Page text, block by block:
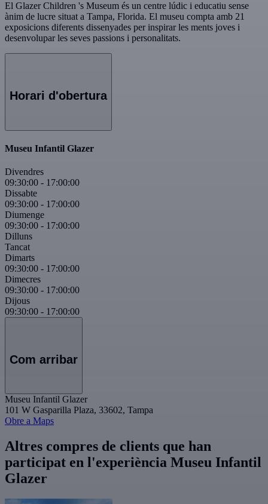
El Glazer Children 's Museum és un centre lúdic i educatiu sense
ànim de lucre situat a Tampa, Florida. El museu compta amb 21
exposicions diferents dissenyades per inspirar les ments joves i
desenvolupar les seves passions i personalitats.
Horari d'obertura
Museu Infantil Glazer
Divendres
09:30:00 - 17:00:00
Dissabte
09:30:00 - 17:00:00
Diumenge
09:30:00 - 17:00:00
Dilluns
Tancat
Dimarts
09:30:00 - 17:00:00
Dimecres
09:30:00 - 17:00:00
Dijous
09:30:00 - 17:00:00
Com arribar
Museu Infantil Glazer
101 W Gasparilla Plaza, 33602, Tampa
Obre a Maps
Altres compres de clients que han
participat en l'experiència Museu Infantil
Glazer